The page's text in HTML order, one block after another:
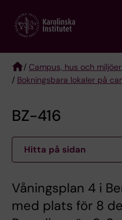
main
Breadcrumb
/ Campus, hus och miljöer
/ Bokningsbara lokaler på
BZ-416
Hitta på sidan
Våningsplan 4 i
med plats för 8